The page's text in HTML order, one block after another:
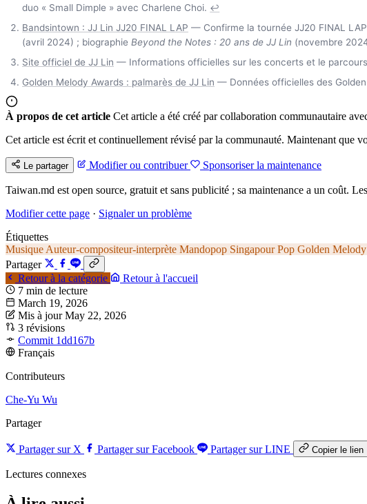
duo « Small Dimple » avec Charlene Choi. ↩
Bandsintown : JJ Lin JJ20 FINAL LAP — Confirme la tournée JJ20 FINAL
(avril 2024) ; biographie Beyond the Notes : 20 ans de JJ Lin (novembre
Site officiel de JJ Lin — Informations officielles sur les concerts et le
Golden Melody Awards : palmarès de JJ Lin — Données officielles des
À propos de cet article Cet article a été créé par collaboration communautaire
Cet article est écrit et continuellement révisé par la communauté. Maintenant que
Le partager Modifier ou contribuer Sponsoriser la maintenance
Taiwan.md est open source, gratuit et sans publicité ; sa maintenance a un coût.
Modifier cette page · Signaler un problème
Étiquettes
Musique Auteur-compositeur-interprète Mandopop SingapourPop Golden
Partager
Retour à la catégorie
Retour à l'accueil
7 min de lecture
March 19, 2026
Mis à jour May 22, 2026
3 révisions
Commit 1dd167b
Français
Contributeurs
Che-Yu Wu
Partager
Partager sur X Partager sur Facebook Partager sur LINE Copier le lien
Lectures connexes